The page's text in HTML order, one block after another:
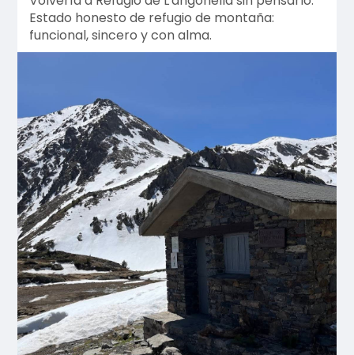
Estado honesto de refugio de montaña:
funcional, sincero y con alma.